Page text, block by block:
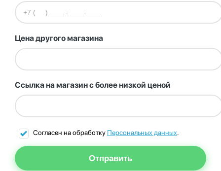
Цена другого магазина
Ссылка на магазин с более низкой ценой
Согласен на обработку Персональных данных.
Отправить